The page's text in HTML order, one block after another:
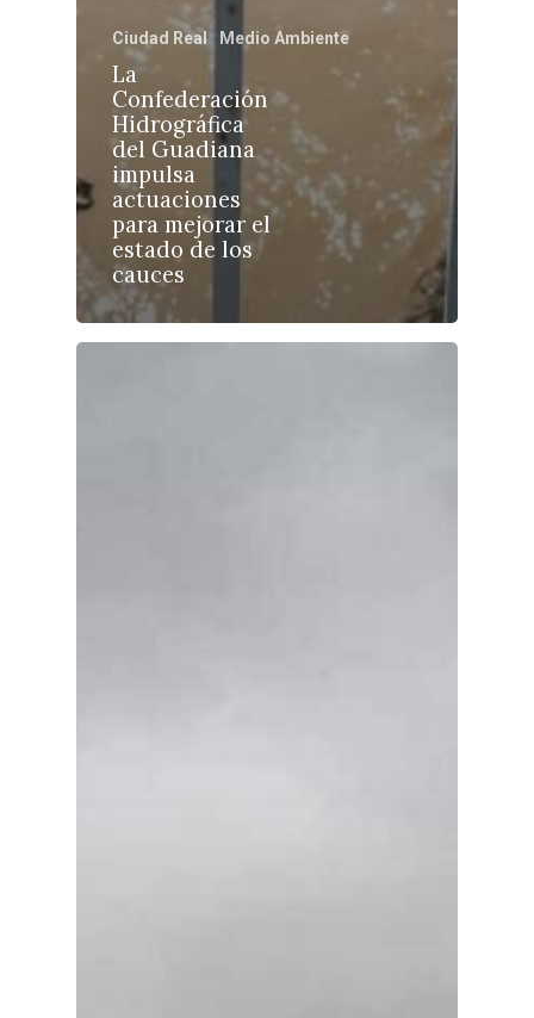
Ciudad Real Medio Ambiente
La
Confederación
Hidrográfica
del Guadiana
impulsa
actuaciones
para mejorar el
estado de los
cauces
Castilla-La
Ciudad Real
Albacete
Cuenca
Guadalajara
Talavera
Sanidad
Economía
Educación
Cultura
Deportes